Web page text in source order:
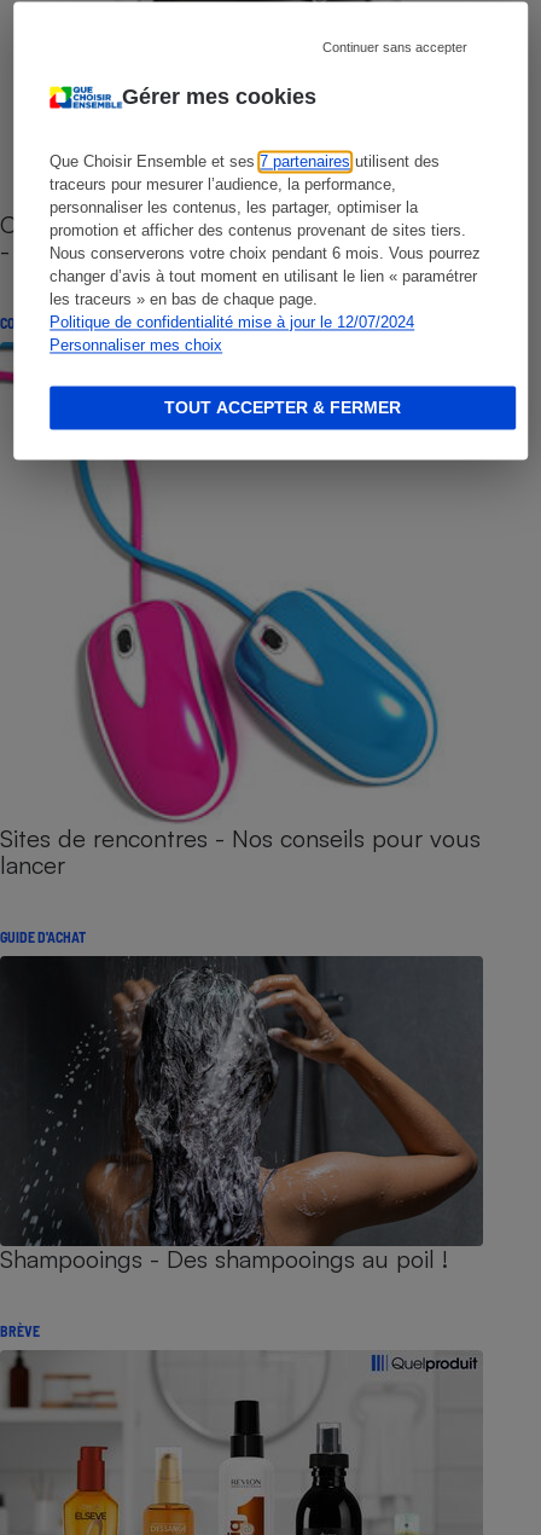
Gérer mes cookies
Que Choisir Ensemble et ses7 partenaires utilisent des
traceurs pour mesurer l’audience, la performance,
personnaliser les contenus, les partager, optimiser la
promotion et afficher des contenus provenant de sites tiers.
Nous conserverons votre choix pendant 6 mois. Vous pourrez
changer d’avis à tout moment en utilisant le lien « paramétrer
les traceurs » en bas de chaque page.
Politique de confidentialité mise à jour le 12/07/2024
Personnaliser mes choix
Continuer sans accepter
TOUT ACCEPTER & FERMER
Cafetière à capsules zéro déchet CoffeeB (vidéo)
- Premières impressions
CONSEILS
Sites de rencontres - Nos conseils pour vous
lancer
GUIDE D'ACHAT
Shampooings - Des shampooings au poil !
BRÈVE